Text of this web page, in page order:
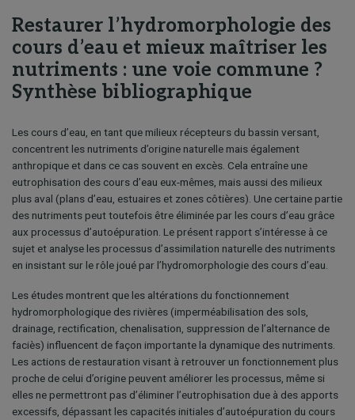
Restaurer l’hydromorphologie des
cours d’eau et mieux maîtriser les
nutriments : une voie commune ?
Synthèse bibliographique
Les cours d’eau, en tant que milieux récepteurs du bassin versant,
concentrent les nutriments d’origine naturelle mais également
anthropique et dans ce cas souvent en excès. Cela entraîne une
eutrophisation des cours d’eau eux-mêmes, mais aussi des milieux
plus aval (plans d’eau, estuaires et zones côtières). Une certaine partie
des nutriments peut toutefois être éliminée par les cours d’eau grâce
aux processus d’autoépuration. Le présent rapport s’intéresse à ce
sujet et analyse les processus d’assimilation naturelle des nutriments
en insistant sur le rôle joué par l’hydromorphologie des cours d’eau.
Les études montrent que les altérations du fonctionnement
hydromorphologique des rivières (imperméabilisation des sols,
drainage, rectification, chenalisation, suppression de l’alternance de
faciès) influencent de façon importante la dynamique des nutriments.
Les actions de restauration visant à retrouver un fonctionnement plus
proche de celui d’origine peuvent améliorer les processus, même si
elles ne permettront pas d’éliminer l’eutrophisation due à des apports
excessifs, dépassant les capacités initiales d’autoépuration du cours